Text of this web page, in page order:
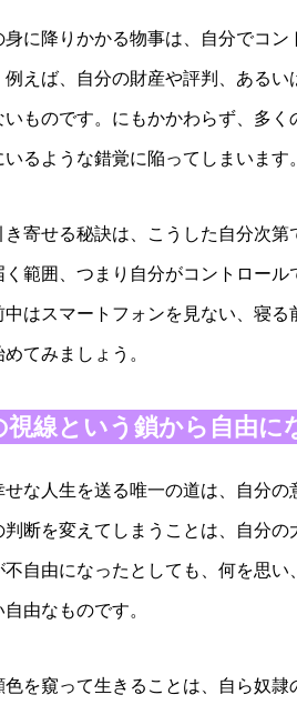
身に降りかかる物事は、自分でコ
例えば、自分の財産や評判、ある
いものです。にもかかわらず、多
いるような錯覚に陥ってしまいます。
き寄せる秘訣は、こうした自分次
く範囲、つまり自分がコントロー
中はスマートフォンを見ない、寝
てみましょう。
視線という鎖から自由に
せな人生を送る唯一の道は、自分
判断を変えてしまうことは、自分
不自由になったとしても、何を思
由なものです。
色を窺って生きることは、自ら奴